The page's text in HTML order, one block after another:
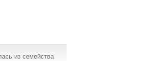
из семейства